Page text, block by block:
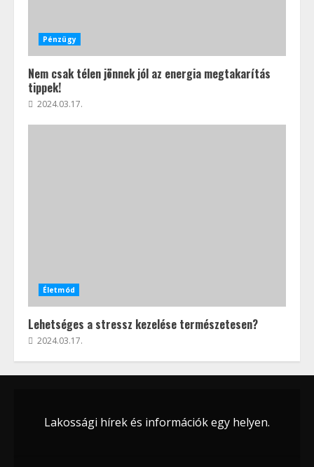
Pénzügy
Nem csak télen jönnek jól az energia megtakarítás
tippek!
2024.03.17.
Életmód
Lehetséges a stressz kezelése természetesen?
2024.03.17.
Lakossági hírek és információk egy helyen.